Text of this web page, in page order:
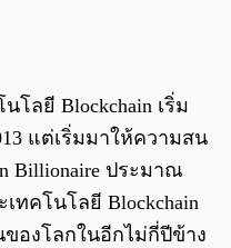
ลยี Blockchain เริ่ม
แต่เริ่มมาให้ความสน
Billionaire ประมาณ
ทคโนโลยี Blockchain
ของโลกในอีกไม่กี่ปีข้าง